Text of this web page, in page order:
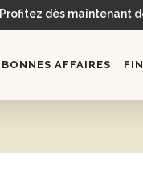
Profitez dès maintenant
BONNES AFFAIRES